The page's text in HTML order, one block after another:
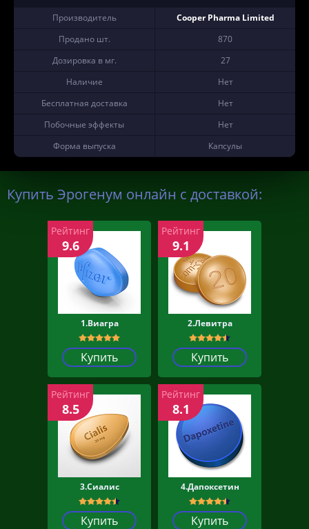
Производитель
Cooper Pharma Limited
Продано шт.
870
Дозировка в мг.
27
Наличие
Нет
Бесплатная доставка
Нет
Побочные эффекты
Нет
Форма выпуска
Капсулы
Купить Эрогенум онлайн с доставкой:
1.Виагра
Купить
Рейтинг
9.6
2.Левитра
Купить
Рейтинг
9.1
3.Сиалис
Купить
Рейтинг
8.5
4.Дапоксетин
Купить
Рейтинг
8.1